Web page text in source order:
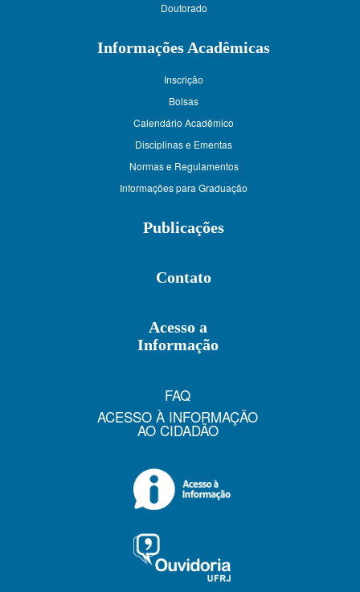
Doutorado
Informações Acadêmicas
Inscrição
Bolsas
Calendário Acadêmico
Disciplinas e Ementas
Normas e Regulamentos
Informações para Graduação
Publicações
Contato
Acesso a
Informação
FAQ
ACESSO À INFORMAÇÃO
AO CIDADÃO